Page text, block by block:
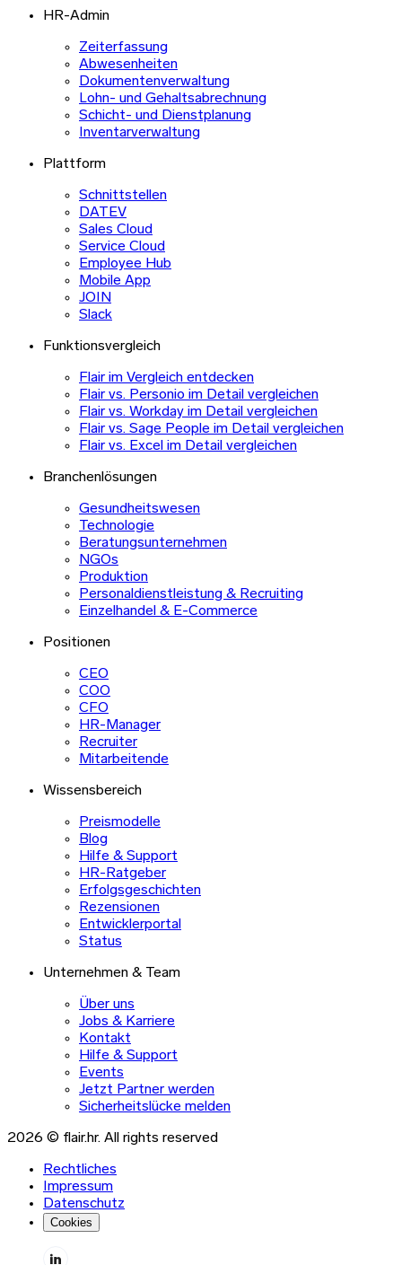
HR-Admin
Zeiterfassung
Abwesenheiten
Dokumentenverwaltung
Lohn- und Gehaltsabrechnung
Schicht- und Dienstplanung
Inventarverwaltung
Plattform
Schnittstellen
DATEV
Sales Cloud
Service Cloud
Employee Hub
Mobile App
JOIN
Slack
Funktionsvergleich
Flair im Vergleich entdecken
Flair vs. Personio im Detail vergleichen
Flair vs. Workday im Detail vergleichen
Flair vs. Sage People im Detail vergleichen
Flair vs. Excel im Detail vergleichen
Branchenlösungen
Gesundheitswesen
Technologie
Beratungsunternehmen
NGOs
Produktion
Personaldienstleistung & Recruiting
Einzelhandel & E-Commerce
Positionen
CEO
COO
CFO
HR-Manager
Recruiter
Mitarbeitende
Wissensbereich
Preismodelle
Blog
Hilfe & Support
HR-Ratgeber
Erfolgsgeschichten
Rezensionen
Entwicklerportal
Status
Unternehmen & Team
Über uns
Jobs & Karriere
Kontakt
Hilfe & Support
Events
Jetzt Partner werden
Sicherheitslücke melden
2026 © flair.hr. All rights reserved
Rechtliches
Impressum
Datenschutz
Cookies